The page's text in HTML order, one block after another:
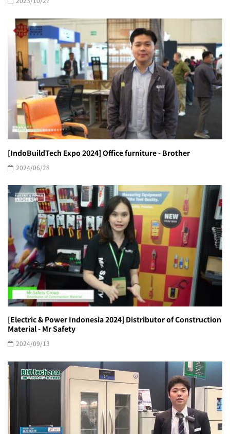
[IndoBuildTech Expo 2024] Office furniture - Brother
2024/06/28
[Electric & Power Indonesia 2024] Distributor of Construction
Material - Mr Safety
2024/09/13